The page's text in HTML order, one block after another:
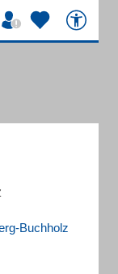
Buchholz